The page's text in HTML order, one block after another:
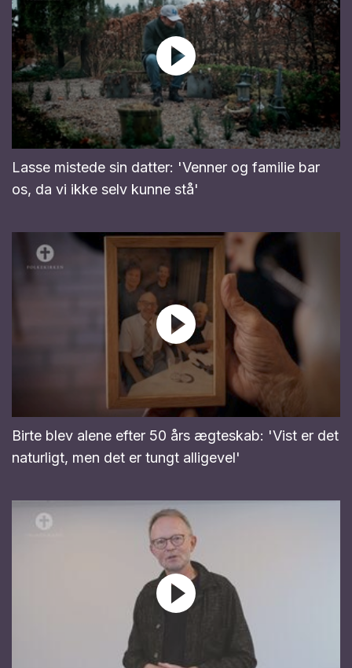
Lasse mistede sin datter: 'Venner og familie bar
os, da vi ikke selv kunne stå'
Birte blev alene efter 50 års ægteskab: 'Vist er det
naturligt, men det er tungt alligevel'